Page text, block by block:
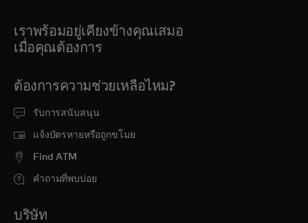
เราพร้อมอยู่เคียงข้างคุณเสมอ
เมื่อคุณต้องการ
ต้องการความช่วยเหลือไหม?
รับการสนับสนุน
แจ้งบัตรหายหรือถูกขโมย
Find ATM
คำถามที่พบบ่อย
บริษัท